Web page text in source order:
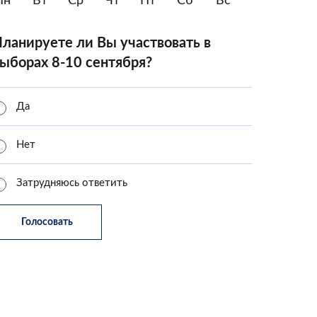
ли Вы участвовать в
8-10 сентября?
Да
Нет
Затрудняюсь ответить